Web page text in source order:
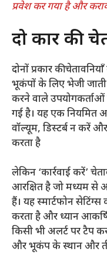
प्रवेश कर गया है और
दो प्रकार की
दोनों प्रकार की
भूकंपों के लिए भेजी
करने वाले उपयोगकर्ताओं
गई है। यह एक नियमित
वॉल्यूम, डिस्टर्ब न करें
करता है
लेकिन ‘कार्रवाई करें’
आरक्षित है जो मध्यम
हैं। यह स्मार्टफोन
करता है और ध्यान
किसी भी अलर्ट पर टैप
और भूकंप के स्थान और